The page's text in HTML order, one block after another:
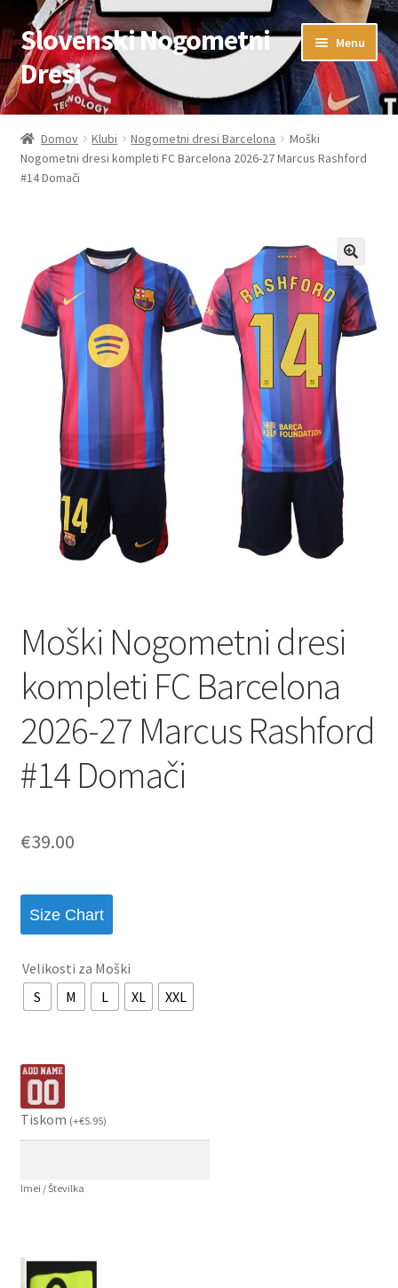
Skip
to
navigation
Skip
to
content
Slovenski Nogometni
Dresi
Menu
Domov
Blog
Kontaktiraj nas
Košarica
Moj račun
Trgovina
Zaključek nakupa
Domov Klubi Nogometni dresi Barcelona
Moški
Nogometni dresi kompleti FC Barcelona 2026-27 Marcus Rashford
#14 Domači
Moški Nogometni dresi
kompleti FC Barcelona
2026-27 Marcus Rashford
#14 Domači
€39.00
Size Chart
Velikosti za Moški
S
M L XL XXL
Tiskom (+€5.95)
Imei / Številka